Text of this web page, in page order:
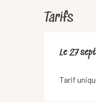
Tarifs
Le27
Le27
Tarif